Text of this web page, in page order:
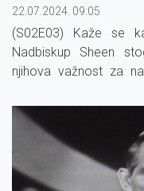
22.07.2024. 09:05
(S02E03) Kaže se
Nadbiskup Sheen
njihova važnost za